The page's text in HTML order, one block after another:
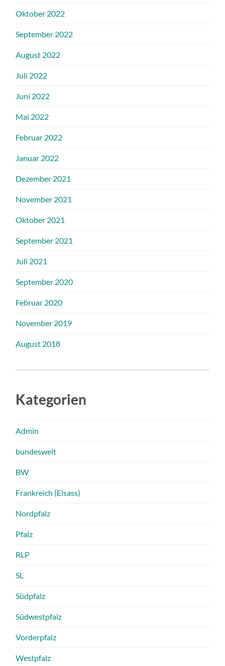
Oktober 2022
September 2022
August 2022
Juli 2022
Juni 2022
Mai 2022
Februar 2022
Januar 2022
Dezember 2021
November 2021
Oktober 2021
September 2021
Juli 2021
September 2020
Februar 2020
November 2019
August 2018
Kategorien
Admin
bundesweit
BW
Frankreich (Elsass)
Nordpfalz
Pfalz
RLP
SL
Südpfalz
Südwestpfalz
Vorderpfalz
Westpfalz